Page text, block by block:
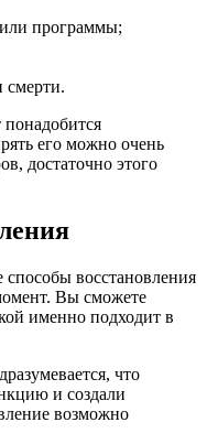
или программы;
смерти.
его можно очень
достаточно этого
восстановления
Вы сможете
именно подходит в
что
и создали
возможно